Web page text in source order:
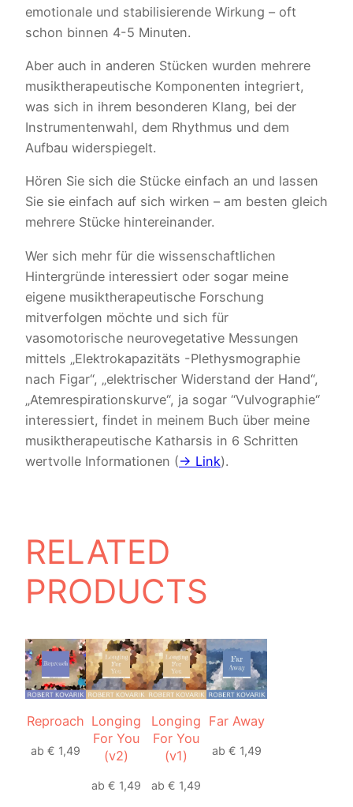
emotionale und stabilisierende Wirkung – oft
schon binnen 4-5 Minuten.
Aber auch in anderen Stücken wurden mehrere
musiktherapeutische Komponenten integriert,
was sich in ihrem besonderen Klang, bei der
Instrumentenwahl, dem Rhythmus und dem
Aufbau widerspiegelt.
Hören Sie sich die Stücke einfach an und lassen
Sie sie einfach auf sich wirken – am besten gleich
mehrere Stücke hintereinander.
Wer sich mehr für die wissenschaftlichen
Hintergründe interessiert oder sogar meine
eigene musiktherapeutische Forschung
mitverfolgen möchte und sich für
vasomotorische neurovegetative Messungen
mittels „Elektrokapazitäts -Plethysmographie
nach Figar“, „elektrischer Widerstand der Hand“,
„Atemrespirationskurve“, ja sogar “Vulvographie“
interessiert, findet in meinem Buch über meine
musiktherapeutische Katharsis in 6 Schritten
wertvolle Informationen (-> Link).
RELATED
PRODUCTS
Reproach
ab € 1,49
Longing
For You
(v2)
ab € 1,49
Longing
For You
(v1)
ab€ 1,49
Far Away
ab€ 1,49